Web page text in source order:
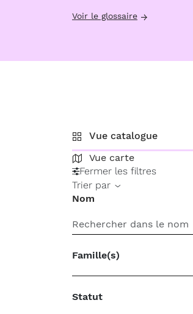
Voir le glossaire
Vue catalogue
Vue carte
Fermer les filtres
Trier par
Nom
Famille(s)
Statut